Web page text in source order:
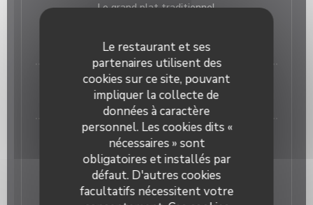
Le restaurant et ses
partenaires utilisent des
cookies sur ce site, pouvant
impliquer la collecte de
données à caractère
personnel. Les cookies dits «
nécessaires » sont
obligatoires et installés par
défaut. D'autres cookies
facultatifs nécessitent votre
Le grand plat traditionnel
23,00 EUR
MAGRET DE CANARD à L'ORANGE
25,00 EUR
CARPACCIO DE BOEUF
20,00 EUR
PLATS